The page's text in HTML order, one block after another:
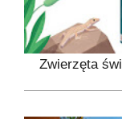
Zwierzęta